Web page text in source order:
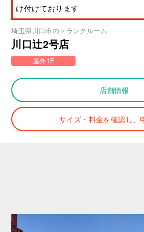
け付けております
埼玉県川口市のトランクルーム
川口辻2号店
屋外1F
店舗情報
サイズ・料金を確認し、